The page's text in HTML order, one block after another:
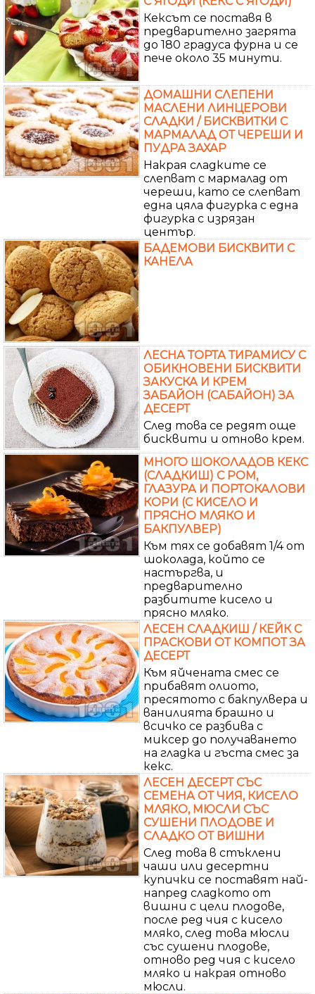
Кексът се поставя в
предварително загрята
до 180 градуса фурна и се
пече около 35 минути.
ДОМАШНИ СЛЕПЕНИ
МАСЛЕНИ ЛИНЦЕРОВИ
СЛАДКИ / БИСКВИТКИ С
МАРМАЛАД ОТ ЧЕРЕШИ И
ПУДРА ЗАХАР
Накрая сладките се
слепват с мармалад от
череши, като се слепват
една цяла фигурка с една
фигурка с изрязан
център.
БАДЕМОВИ БИСКВИТИ С
КАНЕЛА
ЛЕСНА ТОРТА ТИРАМИСУ С
ОБИКНОВЕНИ БИСКВИТИ
ЗАКУСКА И КРЕМ
ЗАБАЙОН (САБАЙОН) ЗА
ДЕСЕРТ
След това се редят още
бисквити и отново крем.
МНОГО ШОКОЛАДОВ КЕКС
(СЛАДКИШ) С РОМ,
ГЛАЗУРА И ПОРТОКАЛОВИ
КОРИ (С КИСЕЛО И
ПРЯСНО МЛЯКО И
БАКПУЛВЕР)
Към тях се добавят 1/4 от
шоколада, който се
настъргва, и
предварително
разбитите кисело и
прясно мляко.
ЛЕСЕН СЛАДКИШ / КЕЙК С
ПРАСКОВИ ОТ КОМПОТ ЗА
ДЕСЕРТ
Към яйчената смес се
прибавят олиото,
пресятото с бакпулвера и
ванилията брашно и
всичко се разбива с
миксер до получаването
на гладка и гъста смес за
кекс.
ЛЕСЕН ДЕСЕРТ СЪС
СЕМЕНА ОТ ЧИЯ, КИСЕЛО
МЛЯКО, МЮСЛИ СЪС
СУШЕНИ ПЛОДОВЕ И
СЛАДКО ОТ ВИШНИ
След това в стъклени
чаши или десертни
купички се поставят най-
напред сладкото от
вишни с цели плодове,
после ред чия с кисело
мляко, след това мюсли
със сушени плодове,
отново ред чия с кисело
мляко и накрая отново
мюсли.